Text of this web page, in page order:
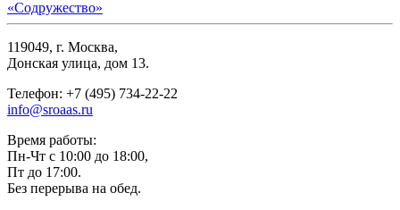
119049, г. Москва,
Донская улица, дом 13.
Телефон: +7 (495) 734-22-22
info@sroaas.ru
Время работы:
Пн-Чт с 10:00 до 18:00,
Пт до 17:00.
Без перерыва на обед.